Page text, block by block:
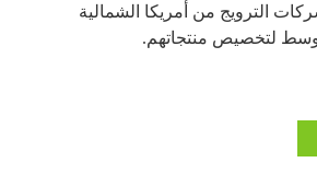
الترويج من أمريكا الشمالية
لتخصيص منتجاتهم.